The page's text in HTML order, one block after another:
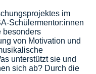
im
Schülermentor:innen
besonders
von Motivation und
unterstützt sie und
sich ab? Durch die